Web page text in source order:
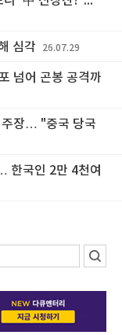
심각 26.07.29
넘어 곤봉 공격까
주장… "중국 당국
한국인 2만 4천여